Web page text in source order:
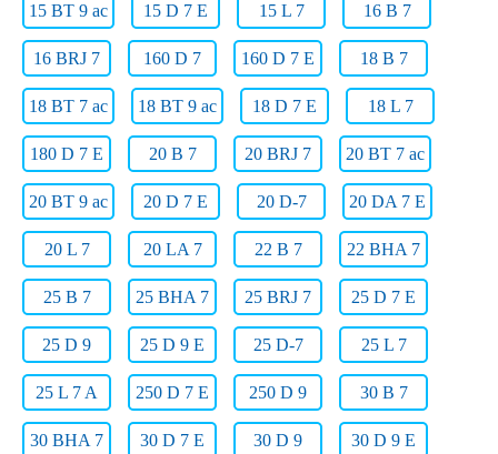
15 BT 9 ac 15 D 7 E 15 L 7 16 B 7
16 BRJ 7 160 D 7 160 D 7 E 18 B 7
18 BT 7 ac 18 BT 9 ac 18 D 7 E 18 L 7
180 D 7 E 20 B 7 20 BRJ 7 20 BT 7 ac
20 BT 9 ac 20 D 7 E 20 D-7 20 DA 7 E
20 L 7 20 LA 7 22 B 7 22 BHA 7
25 B 7 25 BHA 7 25 BRJ 7 25 D 7 E
25 D 9 25 D 9 E 25 D-7 25 L 7
25 L 7 A 250 D 7 E 250 D 9 30 B 7
30 BHA 7 30 D 7 E 30 D 9 30 D 9 E